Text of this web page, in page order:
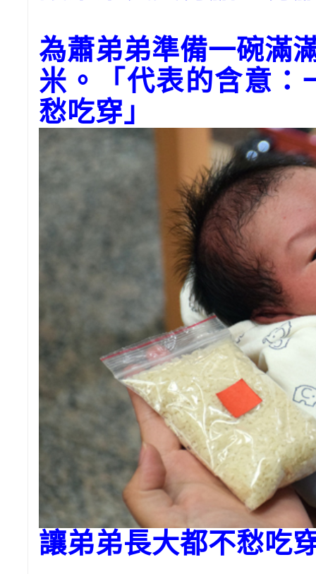
為蕭弟弟準備一碗滿
米。「代表的含意：
愁吃穿」
讓弟弟長大都不愁吃